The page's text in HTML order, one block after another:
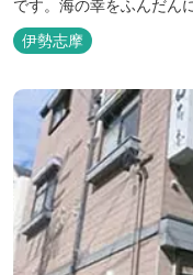
です。海の幸をふんだん
慢。肌にやさしい天然の
大級の庭園露天風呂です。
伊勢志摩